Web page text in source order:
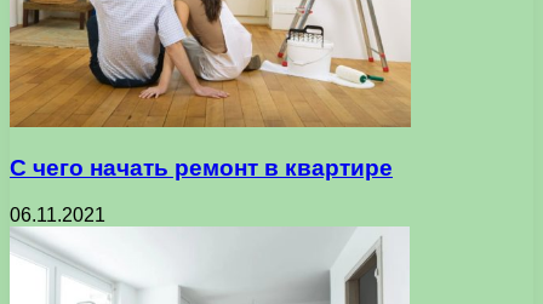
С чего начать ремонт в квартире
06.11.2021